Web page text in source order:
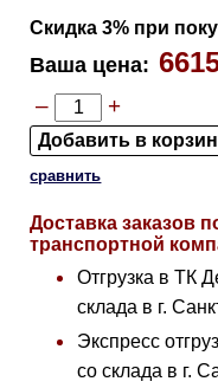
Скидка 3% при
Ваша цена:
– +
сравнить
Доставка заказов
транспортной
Отгрузка в ТК
склада в г.
Экспресс
со склада в г.